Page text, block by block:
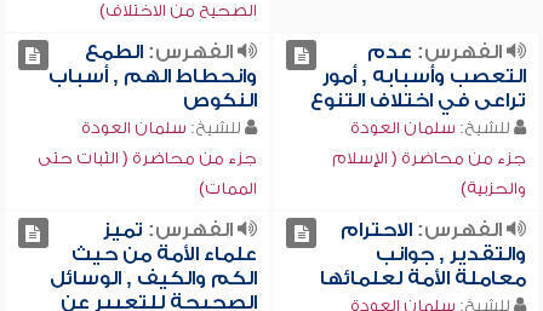
الصحيح من الاختلاف)
الفهرس: عدم
التعصب وأسبابه , أمور
تراعى في اختلاف التنوع
للشيخ: سلمان العودة
جزء من محاضرة ( الإسلام
والحزبية)
الفهرس:الطمع
وانحطاط الهم , أسباب
النكوص
للشيخ: سلمان العودة
جزء من محاضرة ( الثبات حتى
الممات)
الفهرس:الاحترام
والتقدير , جوانب
معاملة الأمة لعلمائها
للشيخ: سلمان العودة
الفهرس: تميز
علماء الأمة من حيث
الكم والكيف , الوسائل
الصحيحة للتعبير عن